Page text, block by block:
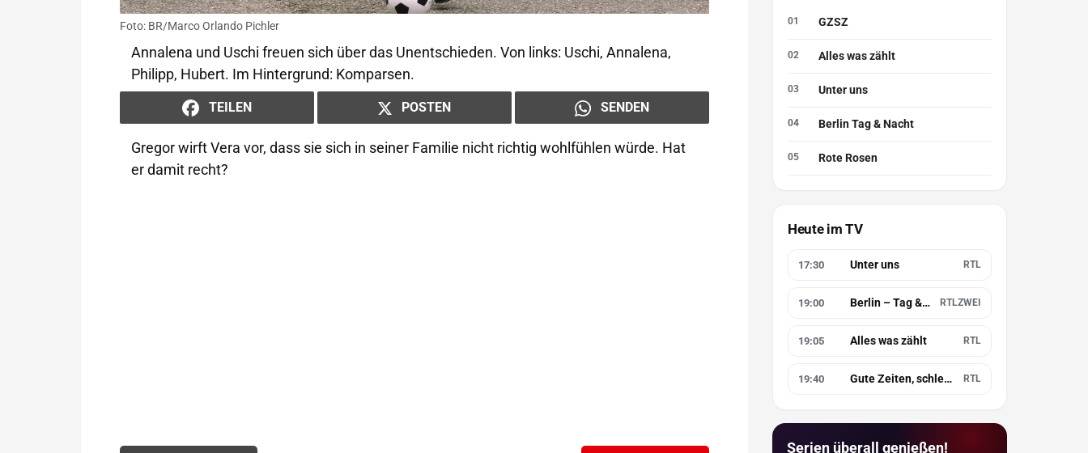
Foto: BR/Marco Orlando Pichler
Annalena und Uschi freuen sich über das Unentschieden. Von links: Uschi, Annalena,
Philipp, Hubert. Im Hintergrund: Komparsen.
TEILEN POSTEN SENDEN
Gregor wirft Vera vor, dass sie sich in seiner Familie nicht richtig wohlfühlen würde. Hat
er damit recht?
GZSZ
Alles was zählt
Unter uns
Berlin Tag & Nacht
Rote Rosen
Heute im TV
17:30 Unter uns RTL
19:00 Berlin – Tag & Nacht RTLZWEI
19:05 Alles was zählt RTL
19:40 Gute Zeiten, schlechte Zeiten RTL
Serien überall genießen!